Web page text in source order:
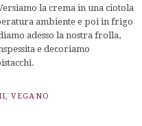
la crema in una ciotola
ambiente e poi in frigo
adesso la nostra frolla,
e decoriamo
,VEGANO